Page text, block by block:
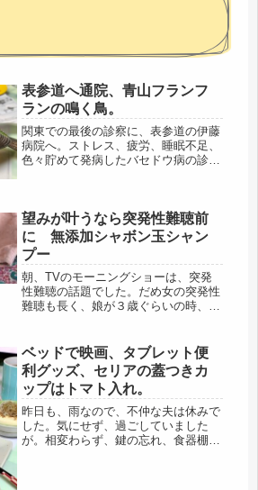
表参道へ通院、青山フランフ
ランの鳴く鳥。
関東での最後の診察に、表参道の伊藤
病院へ。ストレス、疲労、睡眠不足、
色々貯めて発病したバセドウ病の診察
安。伊藤病院なら、血液検査と同時に
診...
望みが叶うなら突発性難聴前
に 無添加シャボン玉シャン
プー
朝、TVのモーニングショーは、突発
性難聴の話題でした。だめ女の突発性
難聴も長く、娘が３歳ぐらいの時、ち
イム都内勤務で、子どもは保育園の延
長保育。朝、７時に送り、お迎えは
最...
ベッドで映画、タブレット便
利グッズ、セリアの蓋つきカ
ップはトマト入れ。
昨日も、雨なので、不仲な夫は休みで
した。気にせず、過ごしていました
が。相変わらず、鍵の忘れ、食器棚は